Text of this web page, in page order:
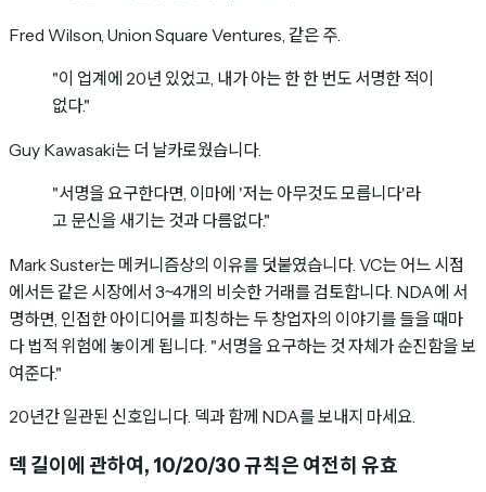
Fred Wilson, Union Square Ventures, 같은 주.
"이 업계에 20년 있었고, 내가 아는 한 한 번도 서명한 적이
없다."
Guy Kawasaki는 더 날카로웠습니다.
"서명을 요구한다면, 이마에 '저는 아무것도 모릅니다'라
고 문신을 새기는 것과 다름없다."
Mark Suster는 메커니즘상의 이유를 덧붙였습니다. VC는 어느 시점
에서든 같은 시장에서 3~4개의 비슷한 거래를 검토합니다. NDA에 서
명하면, 인접한 아이디어를 피칭하는 두 창업자의 이야기를 들을 때마
다 법적 위험에 놓이게 됩니다. "서명을 요구하는 것 자체가 순진함을 보
여준다."
20년간 일관된 신호입니다. 덱과 함께 NDA를 보내지 마세요.
덱 길이에 관하여, 10/20/30 규칙은 여전히 유효